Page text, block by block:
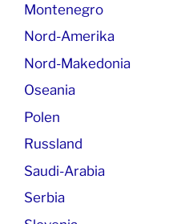
Montenegro
Nord-Amerika
Nord-Makedonia
Oseania
Polen
Russland
Saudi-Arabia
Serbia